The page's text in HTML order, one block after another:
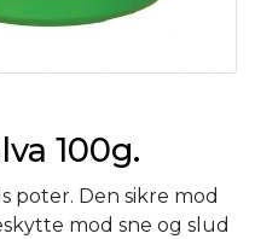
100g.
poter. Den sikre mod
mod sne og slud